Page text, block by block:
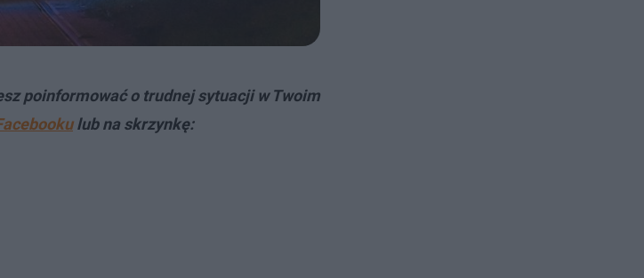
poinformować o trudnej sytuacji w Twoim
lub na skrzynkę: